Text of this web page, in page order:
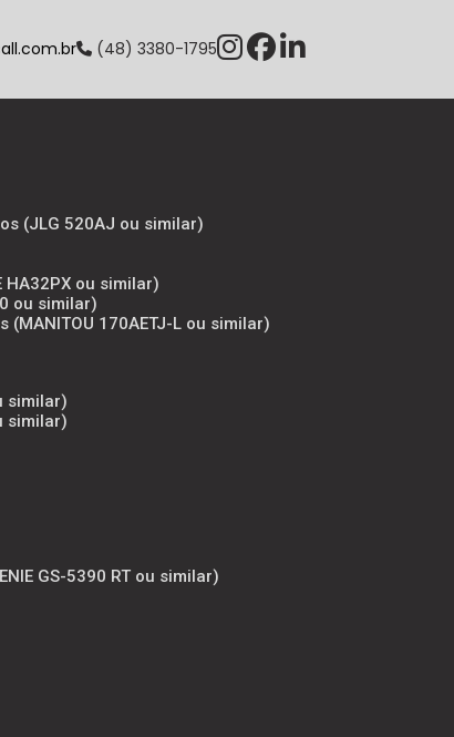
(48) 3380-1795
(JLG 520AJ ou similar)
HA32PX ou similar)
ou similar)
(MANITOU 170AETJ-L ou similar)
similar)
similar)
GS-5390 RT ou similar)